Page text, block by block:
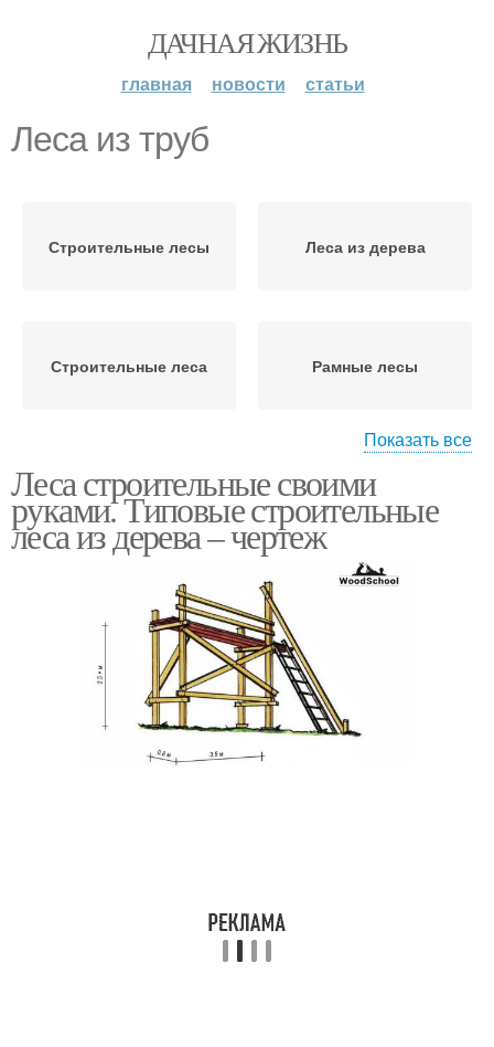
ДАЧНАЯ ЖИЗНЬ
главная новости статьи
Леса из труб
Строительные лесы Леса из дерева
Строительные леса Рамные лесы
Клиновые лесы Хомутовые лесы
Подвесные лесы
Леса из профильной
трубы
Показать все
Леса строительные своими
руками. Типовые строительные
леса из дерева – чертеж